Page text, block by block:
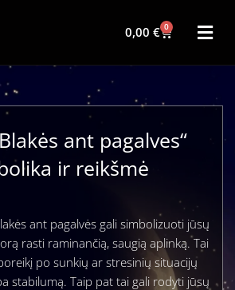
0,00 € 0
ant pagalves“
ir reikšmė
ant pagalvės gali simbolizuoti jūsų
rasti raminančią, saugią aplinką. Tai
po sunkių ar stresinių situacijų
stabilumą. Taip pat tai gali rodyti jūsų